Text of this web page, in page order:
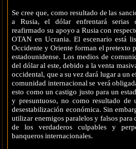
Se cree que, como resultado de las
a Rusia, el dólar enfrentará serias
reafirmado su apoyo a Rusia con
OTAN en Ucrania. El escenario está
Occidente y Oriente forman el pretexto
estadounidense. Los medios de
del dólar al este, debido a la venta
occidental, que a su vez dará lugar a un
comunidad internacional se verá
esto como un castigo justo para un
y presuntuoso, no como resultado de
desestabilización económica. Sin
utilizar enemigos paralelos y falsos para
de los verdaderos culpables y
banqueros internacionales.